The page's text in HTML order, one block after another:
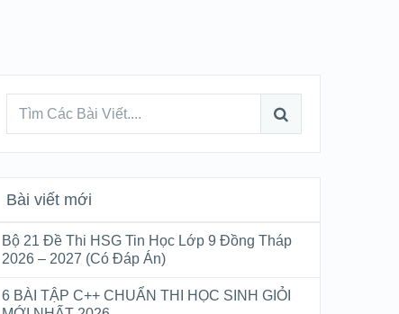
Bài viết mới
Bộ 21 Đề Thi HSG Tin Học Lớp 9 Đồng Tháp
2026 – 2027 (Có Đáp Án)
6 BÀI TẬP C++ CHUẨN THI HỌC SINH GIỎI